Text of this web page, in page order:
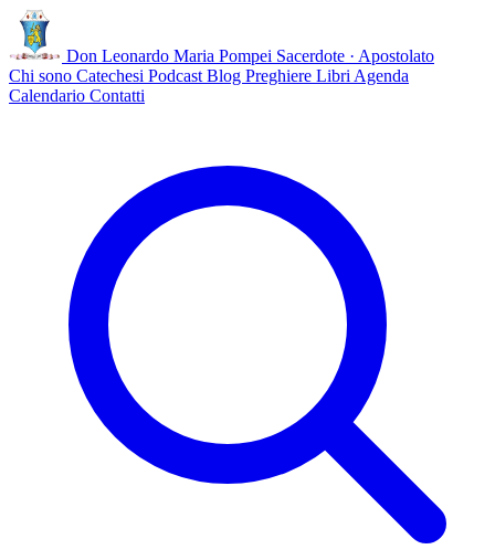
Don Leonardo Maria Pompei Sacerdote · Apostolato
Chi sono Catechesi Podcast Blog Preghiere Libri Agenda
Calendario Contatti